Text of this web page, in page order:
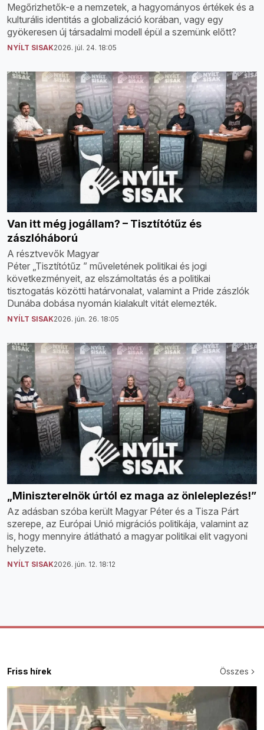
Megőrizhetők-e a nemzetek, a hagyományos értékek és a
kulturális identitás a globalizáció korában, vagy egy
gyökeresen új társadalmi modell épül a szemünk előtt?
NYÍLT SISAK2026. júl. 24. 18:05
Van itt még jogállam? – Tisztítótűz és
zászlóháború
A résztvevők Magyar
Péter „Tisztítótűz ” műveletének politikai és jogi
következményeit, az elszámoltatás és a politikai
tisztogatás közötti határvonalat, valamint a Pride zászlók
Dunába dobása nyomán kialakult vitát elemezték.
NYÍLT SISAK2026. jún. 26. 18:05
„Miniszterelnök úrtól ez maga az önleleplezés!”
Az adásban szóba került Magyar Péter és a Tisza Párt
szerepe, az Európai Unió migrációs politikája, valamint az
is, hogy mennyire átlátható a magyar politikai elit vagyoni
helyzete.
NYÍLT SISAK2026. jún. 12. 18:12
Friss hírek Összes